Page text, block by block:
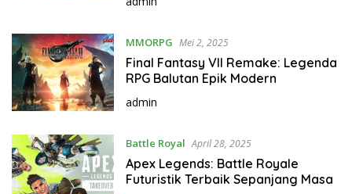
MMORPG Mei 2, 2025
Final Fantasy VII Remake: Legenda
RPG Balutan Epik Modern
admin
Battle Royal April 28, 2025
Apex Legends: Battle Royale
Futuristik Terbaik Sepanjang Masa